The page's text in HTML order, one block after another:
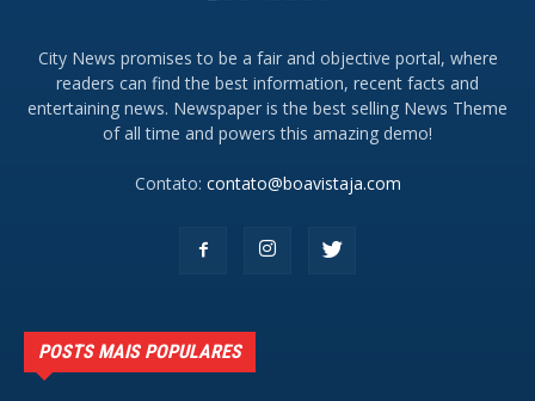
City News promises to be a fair and objective portal, where
readers can find the best information, recent facts and
entertaining news. Newspaper is the best selling News Theme
of all time and powers this amazing demo!
Contato: contato@boavistaja.com
POSTS MAIS POPULARES